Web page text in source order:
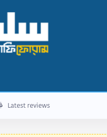
Latest reviews